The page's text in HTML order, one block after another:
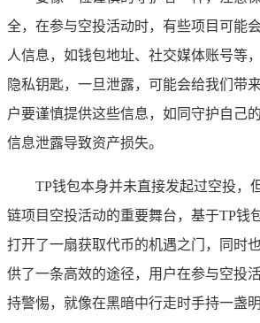
全，在参与空投活动时，有些项目可能
人信息，如钱包地址、社交媒体账号等
隐私钥匙，一旦泄露，可能会给我们带
户要谨慎提供这些信息，如同守护自己
信息泄露导致资产损失。
TP钱包本身并未直接发起过空投，
链项目空投活动的重要舞台，基于TP钱
打开了一扇获取代币的机遇之门，同时
供了一条高效的途径，用户在参与空投
持警惕，就像在黑暗中行走时手持一盏